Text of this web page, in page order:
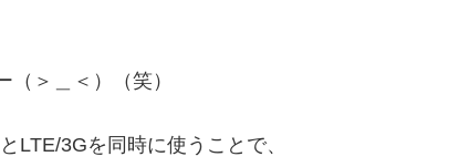
（＞＿＜）（笑）
LTE/3Gを同時に使うことで、